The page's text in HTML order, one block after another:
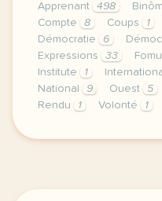
Apprenant
498
Compte
8 Coups 1
Démocratie
6
Expressions
33
Institute
1
National
9 Ouest 5
Rendu
1 Volonté 1
le respect de